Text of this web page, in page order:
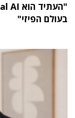
בעולם הפיזי"